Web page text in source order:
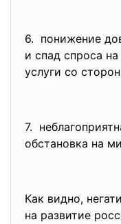
6. понижение
и спад спроса
услуги со
7.
обстановка на
Как видно,
на развитие